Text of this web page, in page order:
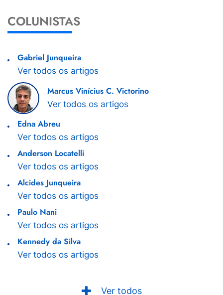
COLUNISTAS
Gabriel Junqueira
Ver todos os artigos
Marcus Vinícius C. Victorino
Ver todos os artigos
Edna Abreu
Ver todos os artigos
Anderson Locatelli
Ver todos os artigos
Alcides Junqueira
Ver todos os artigos
Paulo Nani
Ver todos os artigos
Kennedy da Silva
Ver todos os artigos
Ver todos